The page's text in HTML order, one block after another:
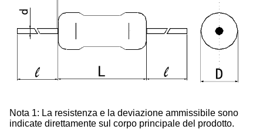
Nota 1: La resistenza e la deviazione ammissibile sono
indicate direttamente sul corpo principale del prodotto.